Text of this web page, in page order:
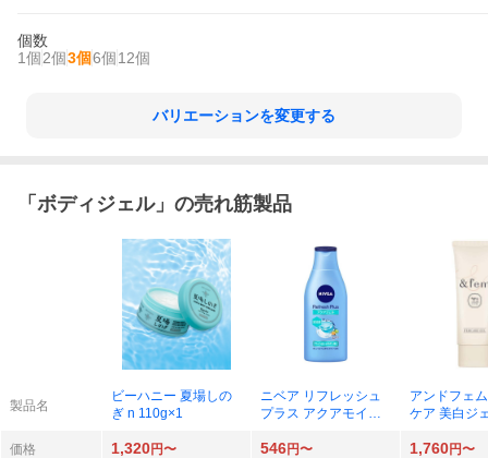
個数
1個2個3個6個12個
バリエーションを変更する
「 ボディジェル」の売れ筋製品
製品名
ビーハニー 夏場しの
ぎ n 110g×1
ニベア リフレッシュ
プラス アクアモイス
00ml×1
アンドフェ
ケア 美白ジ
価格 1,320円〜 546円〜 1,760円〜